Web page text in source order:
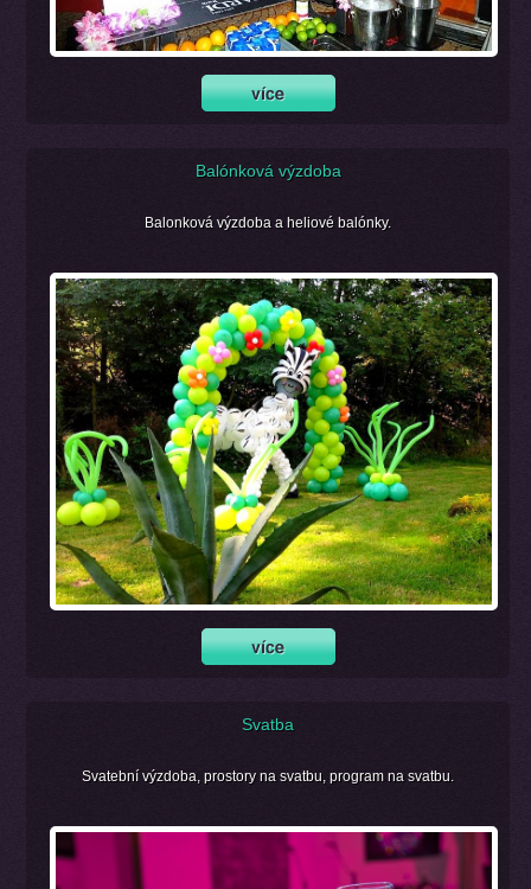
Balónková výzdoba
Balonková výzdoba a heliové balónky.
Svatba
Svatební výzdoba, prostory na svatbu, program na svatbu.